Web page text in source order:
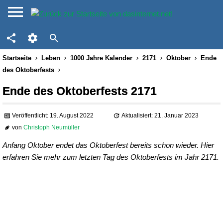
Startseite Leben 1000 Jahre Kalender 2171 Oktober
Ende
des Oktoberfests
Ende des Oktoberfests 2171
Veröffentlicht: 19. August 2022
Aktualisiert: 21. Januar 2023
vonChristoph Neumüller
Anfang Oktober endet das Oktoberfest bereits schon wieder. Hier
erfahren Sie mehr zum letzten Tag des Oktoberfests im Jahr 2171.